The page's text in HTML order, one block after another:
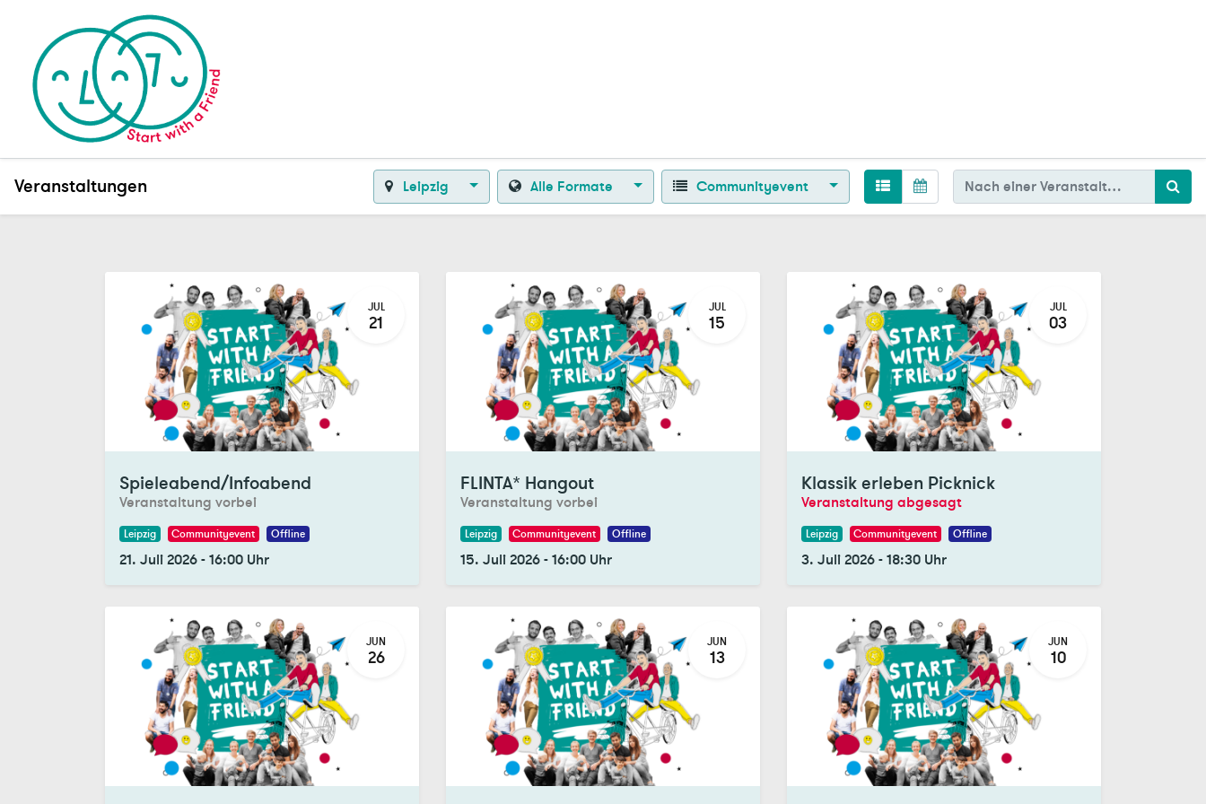
Veranstaltungen Leipzig Alle Formate Communityevent
JUL
21
Spieleabend/Infoabend
Veranstaltung vorbei
Leipzig Communityevent Offline
21. Juli 2026-16:00 Uhr
JUL
15
FLINTA* Hangout
Veranstaltung vorbei
Leipzig Communityevent Offline
15. Juli 2026-16:00 Uhr
JUL
03
Klassik erleben Picknick
Veranstaltung abgesagt
Leipzig Communityevent Offline
3. Juli 2026-18:30 Uhr
JUN
26
JUN
13
JUN
10